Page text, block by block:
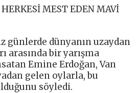
MEST EDEN MAVİ
günlerde dünyanın uzaydan
arasında bir yarışma
Emine Erdoğan, Van
gelen oylarla, bu
söyledi.